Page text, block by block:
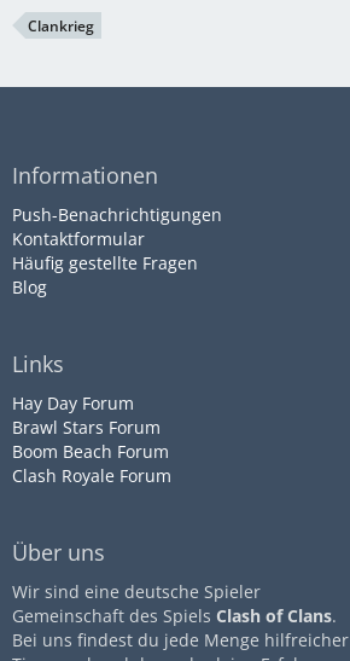
Clankrieg
Informationen
Push-Benachrichtigungen
Kontaktformular
Häufig gestellte Fragen
Blog
Links
Hay Day Forum
Brawl Stars Forum
Boom Beach Forum
Clash Royale Forum
Über uns
Wir sind eine deutsche Spieler
Gemeinschaft des Spiels Clash of Clans.
Bei uns findest du jede Menge hilfreicher